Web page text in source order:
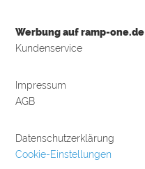
Werbung auf ramp-one.de
Kundenservice
Impressum
AGB
Datenschutzerklärung
Cookie-Einstellungen